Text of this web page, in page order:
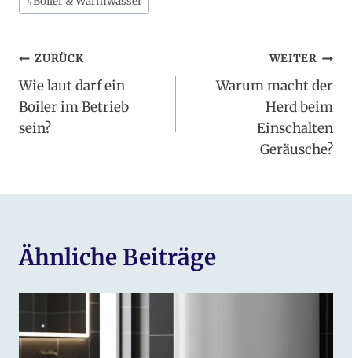
Beitragsnavigation
ZURÜCK
Wie laut darf ein
Boiler im Betrieb
sein?
WEITER
Warum macht der
Herd beim
Einschalten
Geräusche?
Ähnliche Beiträge